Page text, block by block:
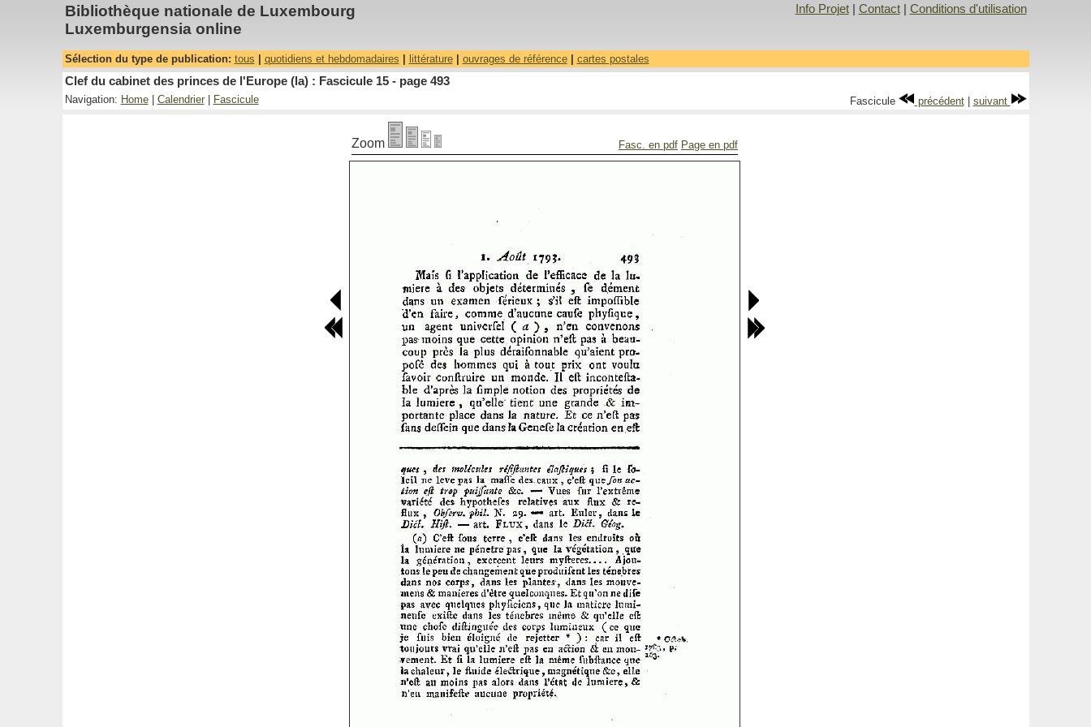
Bibliothèque nationale de Luxembourg
Luxemburgensia online
Info Projet| Contact| Conditions d'utilisation
Sélection du type de publication: tous quotidiens et hebdomadaires littérature| ouvrages de référence| cartes postales
Clef du cabinet des princes de l'Europe (la) : Fascicule 15 - page 493
Navigation: Home| Calendrier| Fascicule Fascicule précédent| suivant
Zoom Fasc. en pdf Page en pdf